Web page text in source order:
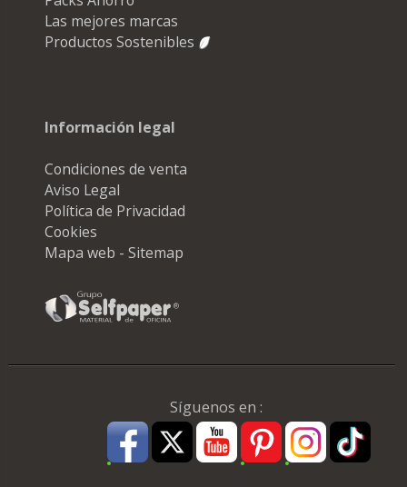
Las mejores marcas
Productos Sostenibles
Información legal
Condiciones de venta
Aviso Legal
Política de Privacidad
Cookies
Mapa web - Sitemap
Síguenos en :